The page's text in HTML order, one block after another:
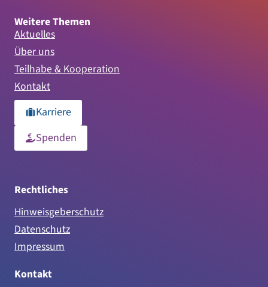
Weitere Themen
Aktuelles
Über uns
Teilhabe & Kooperation
Kontakt
Karriere
Spenden
Rechtliches
Hinweisgeberschutz
Datenschutz
Impressum
Kontakt